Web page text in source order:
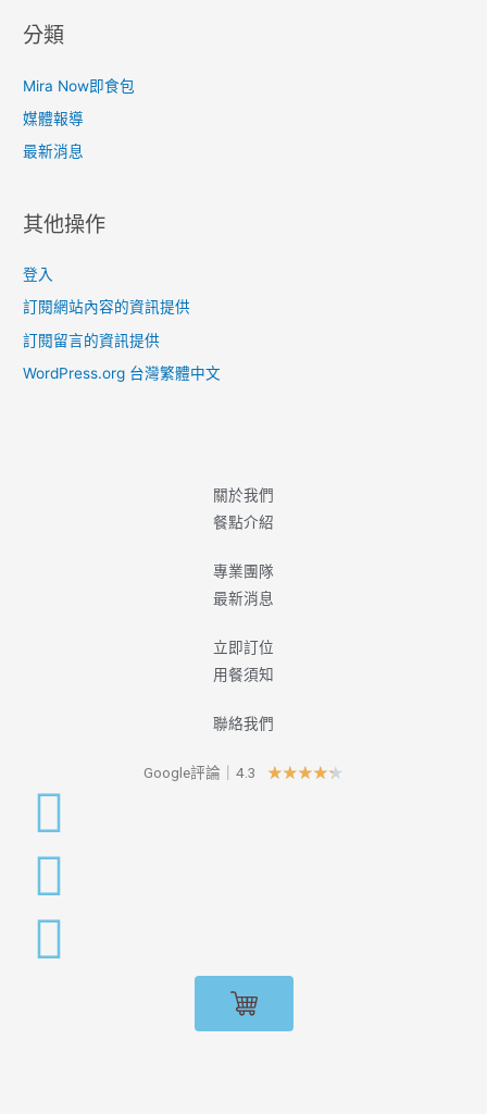
分類
Mira Now即食包
媒體報導
最新消息
其他操作
登入
訂閱網站內容的資訊提供
訂閱留言的資訊提供
WordPress.org 台灣繁體中文
關於我們
餐點介紹
專業團隊
最新消息
立即訂位
用餐須知
聯絡我們
Google評論｜4.3 ★★★★★